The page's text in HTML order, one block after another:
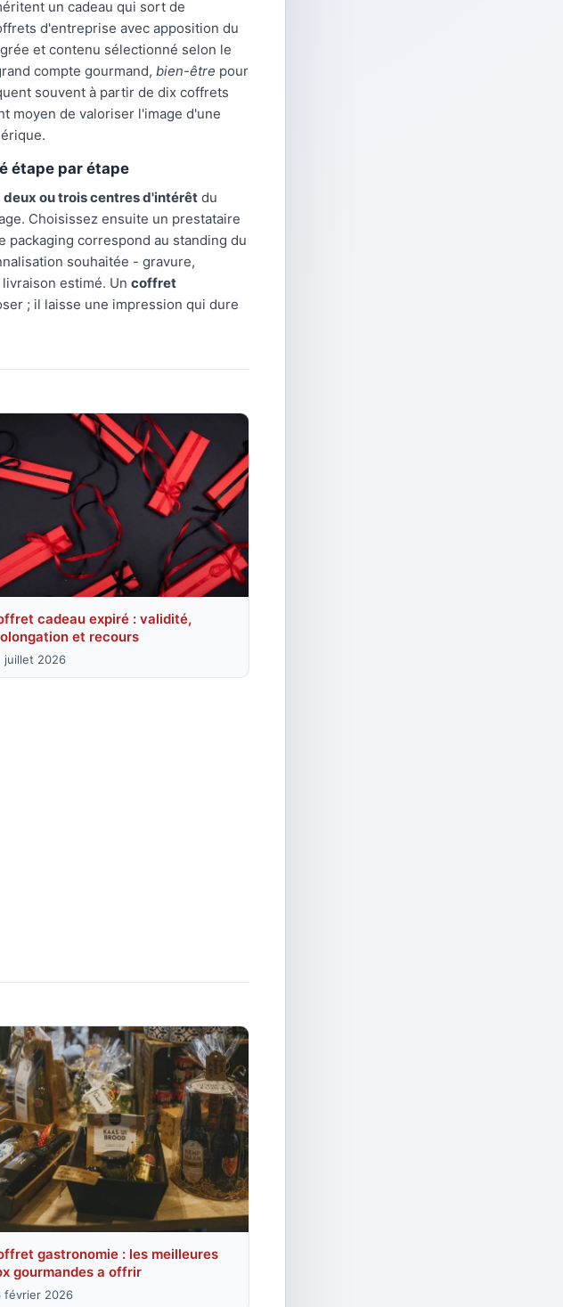
un cadeau qui sort de
d'entreprise avec apposition du
et contenu sélectionné selon le
compte gourmand, bien-être pour
souvent à partir de dix coffrets
moyen de valoriser l'image d'une
étape par étape
deux ou trois centres d'intérêt du
Choisissez ensuite un prestataire
packaging correspond au standing du
souhaitée - gravure,
estimé. Un coffret
; il laisse une impression qui dure
cadeau expiré : validité,
et recours
juillet 2026
gastronomie : les meilleures
gourmandes a offrir
février 2026